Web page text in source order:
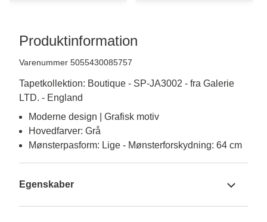
Produktinformation
Varenummer 5055430085757
Tapetkollektion: Boutique - SP-JA3002 - fra Galerie
LTD. - England
Moderne design | Grafisk motiv
Hovedfarver: Grå
Mønsterpasform: Lige - Mønsterforskydning: 64 cm
Egenskaber